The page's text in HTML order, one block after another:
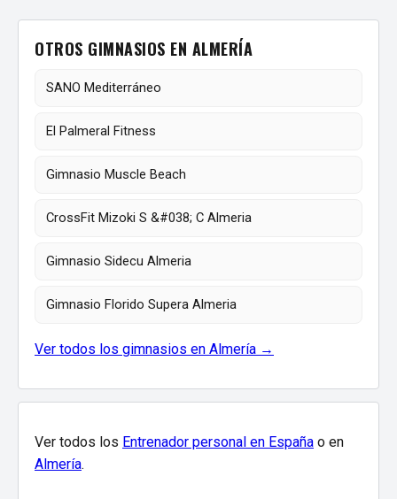
OTROS GIMNASIOS EN ALMERÍA
SANO Mediterráneo
El Palmeral Fitness
Gimnasio Muscle Beach
CrossFit Mizoki S &#038; C Almeria
Gimnasio Sidecu Almeria
Gimnasio Florido Supera Almeria
Ver todos los gimnasios en Almería →
Ver todos los Entrenador personal en España o en
Almería.